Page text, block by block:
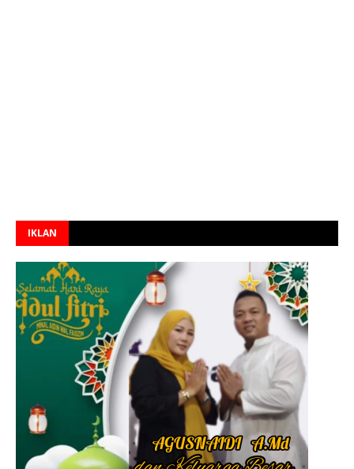
IKLAN